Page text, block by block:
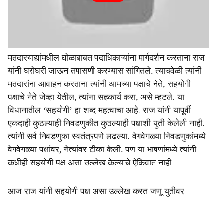
मतदारयाद्यांमधील घोळाबाबत पदाधिकाऱ्यांना मार्गदर्शन करताना राज
यांनी घरोघरी जाऊन तपासणी करण्यास सांगितले. त्याचवेळी त्यांनी
मतदारांना आवाहन करताना त्यांनी आमच्या पक्षाचे नेते, सहयोगी
पक्षाचे नेते जेव्हा येतील, त्यांना सहकार्य करा, असे म्हटले. या
विधानातील ‘सहयोगी’ हा शब्द महत्वाचा आहे. राज यांनी यापूर्वी
एकदाही कुठल्याही निवडणुकीत कुठल्याही पक्षाशी युती केलेली नाही.
त्यांनी सर्व निवडणुका स्वतंत्रपणे लढल्या. वेगवेगळ्या निवडणुकांमध्ये
वेगवेगळ्या पक्षांवर, नेत्यांवर टीका केली. पण या भाषणांमध्ये त्यांनी
कधीही सहयोगी पक्ष असा उल्लेख केल्याचे ऐकिवात नाही.
आज राज यांनी सहयोगी पक्ष असा उल्लेख करत जणू युतीवर